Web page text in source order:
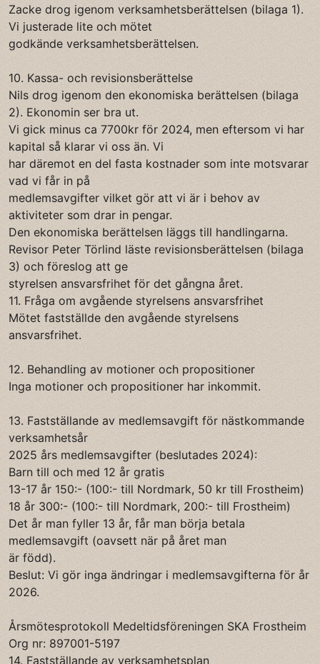
Zacke drog igenom verksamhetsberättelsen (bilaga 1).
Vi justerade lite och mötet
godkände verksamhetsberättelsen.
10. Kassa- och revisionsberättelse
Nils drog igenom den ekonomiska berättelsen (bilaga
2). Ekonomin ser bra ut.
Vi gick minus ca 7700kr för 2024, men eftersom vi har
kapital så klarar vi oss än. Vi
har däremot en del fasta kostnader som inte motsvarar
vad vi får in på
medlemsavgifter vilket gör att vi är i behov av
aktiviteter som drar in pengar.
Den ekonomiska berättelsen läggs till handlingarna.
Revisor Peter Törlind läste revisionsberättelsen (bilaga
3) och föreslog att ge
styrelsen ansvarsfrihet för det gångna året.
11. Fråga om avgående styrelsens ansvarsfrihet
Mötet fastställde den avgående styrelsens
ansvarsfrihet.
12. Behandling av motioner och propositioner
Inga motioner och propositioner har inkommit.
13. Fastställande av medlemsavgift för nästkommande
verksamhetsår
2025 års medlemsavgifter (beslutades 2024):
Barn till och med 12 år gratis
13-17 år 150:- (100:- till Nordmark, 50 kr till Frostheim)
18 år 300:- (100:- till Nordmark, 200:- till Frostheim)
Det år man fyller 13 år, får man börja betala
medlemsavgift (oavsett när på året man
är född).
Beslut: Vi gör inga ändringar i medlemsavgifterna för år
2026.
Årsmötesprotokoll Medeltidsföreningen SKA Frostheim
Org nr: 897001-5197
14. Fastställande av verksamhetsplan